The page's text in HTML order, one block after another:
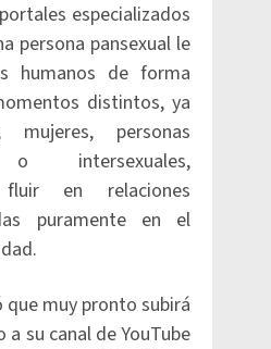
especializados
persona pansexual le
humanos de forma
distintos, ya
mujeres, personas
o intersexuales,
fluir en relaciones
puramente en el
muy pronto subirá
a su canal de YouTube